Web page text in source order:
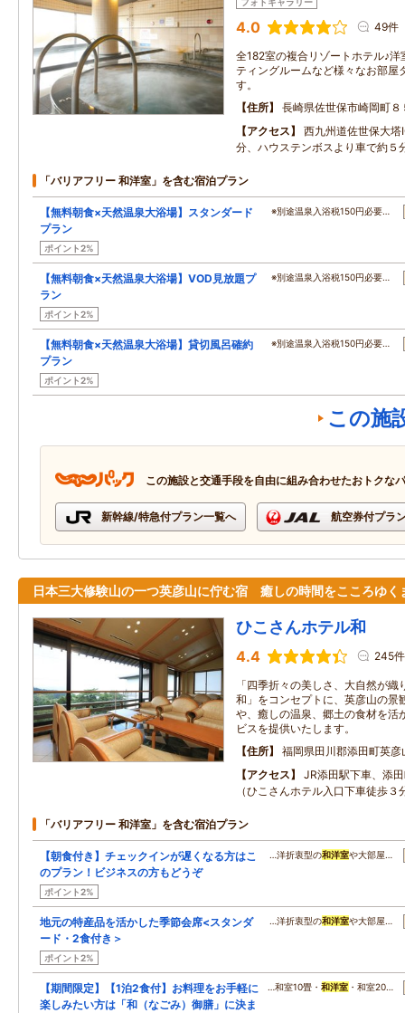
4.0 49件
全182室の複合リゾートホテル♪洋
ティングルームなど様々なお部屋
す。
住所
長崎県佐世保市崎岡町８
アクセス
西九州道佐世保大
分、ハウステンボスより車で約５
「バリアフリー 和洋室」を含む宿泊プラン
【無料朝食×天然温泉大浴場】スタンダード
プラン
ポイント2%
※別途温泉入浴税150円必要…
【無料朝食×天然温泉大浴場】VOD見放題プ
ラン
ポイント2%
※別途温泉入浴税150円必要…
【無料朝食×天然温泉大浴場】貸切風呂確約
プラン
ポイント2%
※別途温泉入浴税150円必要…
この施
この施設と交通手段を自由に組み合わせたおトクな
新幹線/特急付プラン一覧へ 航空券付プラ
日本三大修験山の一つ英彦山に佇む宿 癒しの時間をこころゆく
ひこさんホテル和
4.4 245件
「四季折々の美しさ、大自然が
和」をコンセプトに、英彦山の景
や、癒しの温泉、郷土の食材を活
ビスを提供いたします。
住所
福岡県田川郡添田町英彦
アクセス
JR添田駅下車、添
（ひこさんホテル入口下車徒歩３
「バリアフリー 和洋室」を含む宿泊プラン
【朝食付き】チェックインが遅くなる方はこ
のプラン！ビジネスの方もどうぞ
ポイント2%
…洋折衷型の和洋室や大部屋…
地元の特産品を活かした季節会席<スタンダ
ード・2食付き＞
ポイント2%
…洋折衷型の和洋室や大部屋…
【期間限定】【1泊2食付】お料理をお手軽に
楽しみたい方は「和（なごみ）御膳」に決ま
…和室10畳・和洋室 ・和室20…